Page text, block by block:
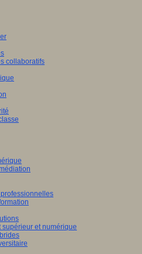
collaboratifs
supérieur et numérique